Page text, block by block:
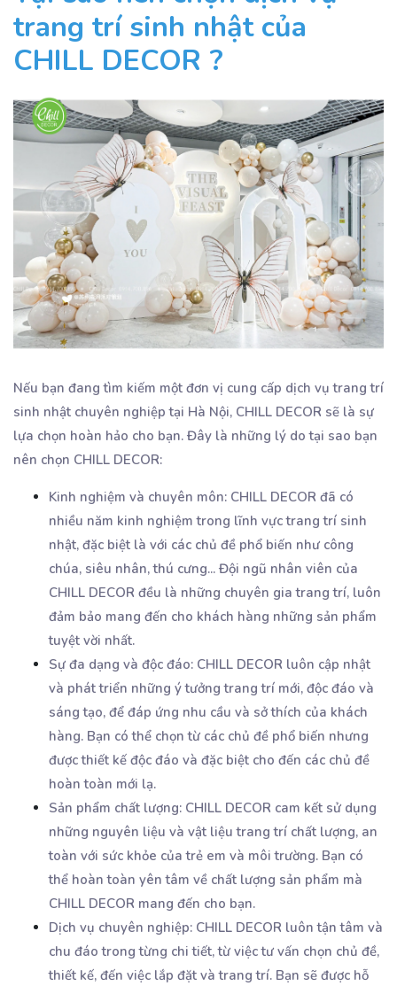
trang trí sinh nhật của
CHILL DECOR ?
Nếu bạn đang tìm kiếm một đơn vị cung cấp dịch vụ trang trí
sinh nhật chuyên nghiệp tại Hà Nội, CHILL DECOR sẽ là sự
lựa chọn hoàn hảo cho bạn. Đây là những lý do tại sao bạn
nên chọn CHILL DECOR:
Kinh nghiệm và chuyên môn: CHILL DECOR đã có
nhiều năm kinh nghiệm trong lĩnh vực trang trí sinh
nhật, đặc biệt là với các chủ đề phổ biến như công
chúa, siêu nhân, thú cưng... Đội ngũ nhân viên của
CHILL DECOR đều là những chuyên gia trang trí, luôn
đảm bảo mang đến cho khách hàng những sản phẩm
tuyệt vời nhất.
Sự đa dạng và độc đáo: CHILL DECOR luôn cập nhật
và phát triển những ý tưởng trang trí mới, độc đáo và
sáng tạo, để đáp ứng nhu cầu và sở thích của khách
hàng. Bạn có thể chọn từ các chủ đề phổ biến nhưng
được thiết kế độc đáo và đặc biệt cho đến các chủ đề
hoàn toàn mới lạ.
Sản phẩm chất lượng: CHILL DECOR cam kết sử dụng
những nguyên liệu và vật liệu trang trí chất lượng, an
toàn với sức khỏe của trẻ em và môi trường. Bạn có
thể hoàn toàn yên tâm về chất lượng sản phẩm mà
CHILL DECOR mang đến cho bạn.
Dịch vụ chuyên nghiệp: CHILL DECOR luôn tận tâm và
chu đáo trong từng chi tiết, từ việc tư vấn chọn chủ đề,
thiết kế, đến việc lắp đặt và trang trí. Bạn sẽ được hỗ